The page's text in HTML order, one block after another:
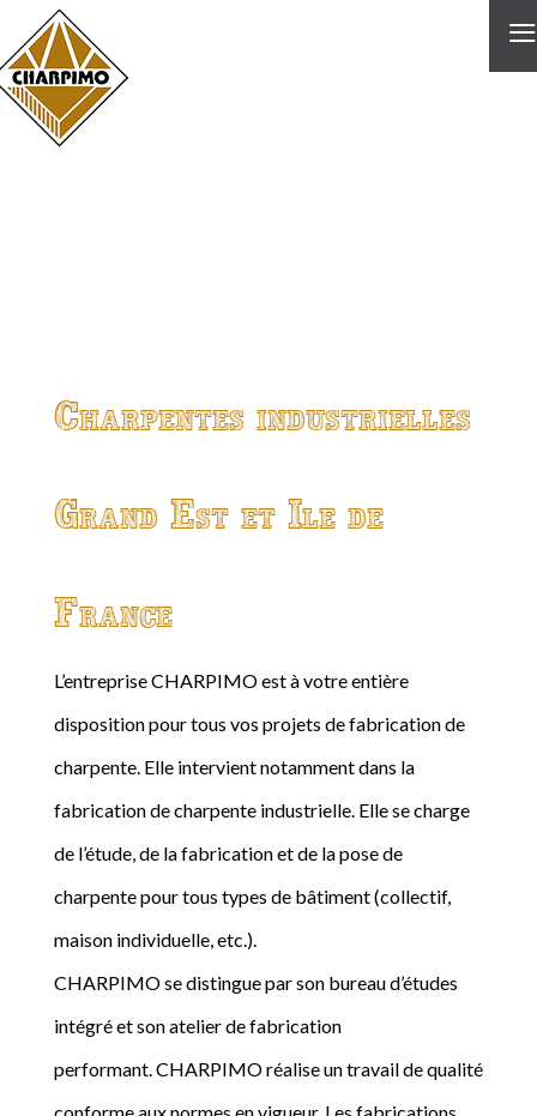
≡
Charpentes industrielles
Grand Est et Ile de
France
L’entreprise CHARPIMO est à votre entière
disposition pour tous vos projets de fabrication de
charpente. Elle intervient notamment dans la
fabrication de charpente industrielle. Elle se charge
de l’étude, de la fabrication et de la pose de
charpente pour tous types de bâtiment (collectif,
maison individuelle, etc.).
CHARPIMO se distingue par son bureau d’études
intégré et son atelier de fabrication
performant. CHARPIMO réalise un travail de qualité